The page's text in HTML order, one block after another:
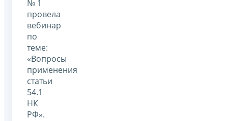
№ 1
провела
вебинар
по
теме:
«Вопросы
применения
статьи
54.1
НК
РФ».